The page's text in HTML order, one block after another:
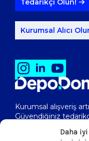
Daha
Kurumsal alışveriş
Güvendiğiniz
Tedarikçi Olun!
Kurumsal Alıcı